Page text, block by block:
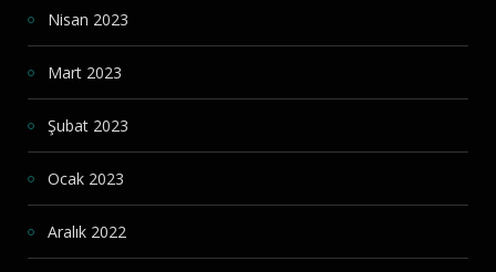
Nisan 2023
Mart 2023
Şubat 2023
Ocak 2023
Aralık 2022